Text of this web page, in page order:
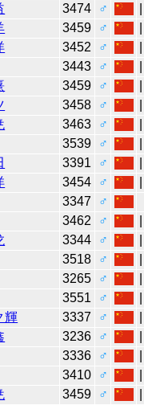
3474 ♂
3459 ♂
3452 ♂
3443 ♂
3459 ♂
3458 ♂
3463 ♂
3539 ♂
3391 ♂
3454 ♂
3347
♂
3462 ♂
3344 ♂
3518 ♂
3265 ♂
3551 ♂
輝 3337 ♂
3236 ♂
3336 ♂
3410 ♂
3459 ♂